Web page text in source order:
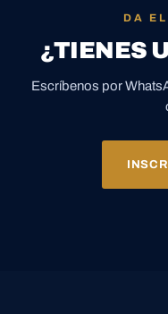
DA
¿TIENES
Escríbenos por